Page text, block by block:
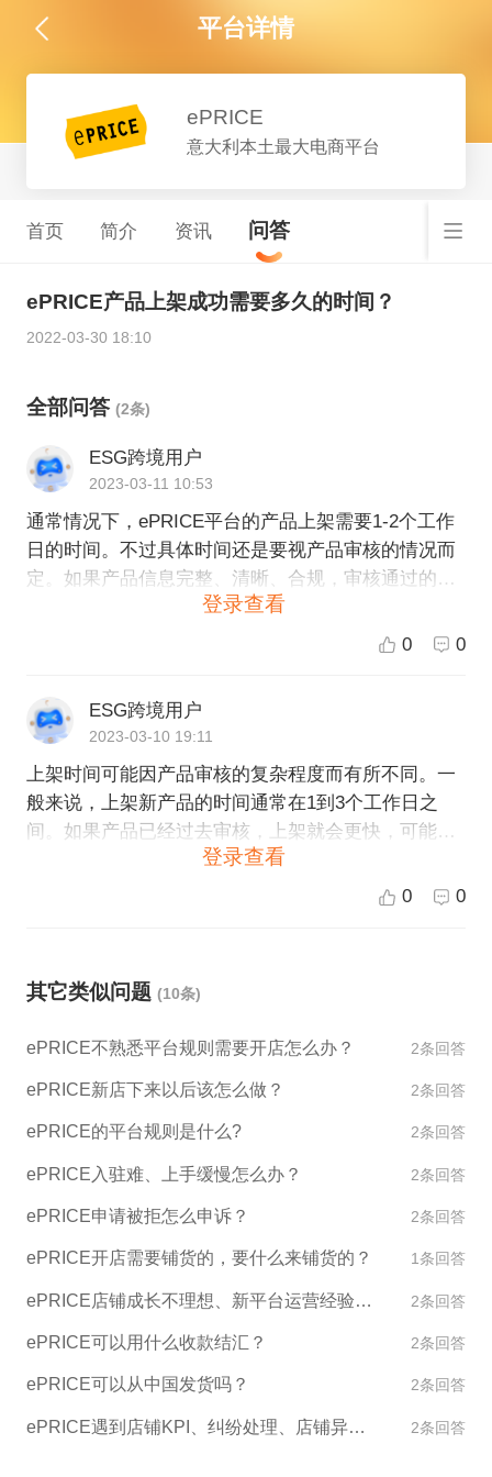
平台详情
ePRICE
意大利本土最大电商平台
首页 简介 资讯 问答
ePRICE产品上架成功需要多久的时间？
2022-03-30 18:10
全部问答 (2条)
ESG跨境用户
2023-03-11 10:53
通常情况下，ePRICE平台的产品上架需要1-2个工作
日的时间。不过具体时间还是要视产品审核的情况而
定。如果产品信息完整、清晰、合规，审核通过的时
间会相对较快。如果存在一些需要修改的地方，审核
时间就会相应延长。如果您的产品审核时间超过了预
登录查看
0 0
ESG跨境用户
2023-03-10 19:11
上架时间可能因产品审核的复杂程度而有所不同。一
般来说，上架新产品的时间通常在1到3个工作日之
间。如果产品已经过去审核，上架就会更快，可能只
需要几个小时。需要注意的是，上架速度还受到其他
因素的影响，例如上架前提供的产品描述和图片质量
登录查看
0 0
其它类似问题 (10条)
ePRICE不熟悉平台规则需要开店怎么办？ 2条回答
ePRICE新店下来以后该怎么做？ 2条回答
ePRICE的平台规则是什么? 2条回答
ePRICE入驻难、上手缓慢怎么办？ 2条回答
ePRICE申请被拒怎么申诉？ 2条回答
ePRICE开店需要铺货的，要什么来铺货的？ 1条回答
ePRICE店铺成长不理想、新平台运营经验不足怎么办？ 2条回答
ePRICE可以用什么收款结汇？ 2条回答
ePRICE可以从中国发货吗？ 2条回答
ePRICE遇到店铺KPI、纠纷处理、店铺异常如何处理？ 2条回答